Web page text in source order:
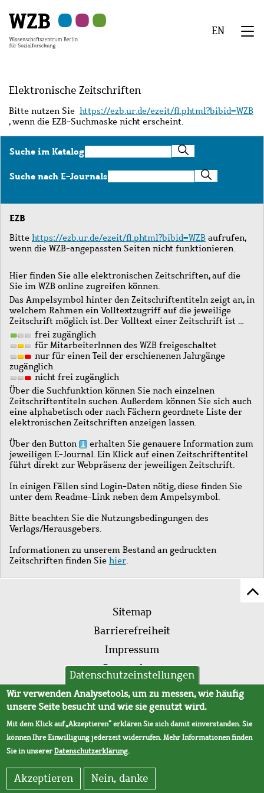
Hauptinhalt
springen
Navigation
springen
Suche
springen
Sekundärnavigation
springen
Fußzeile
springen
EN
Elektronische Zeitschriften
Bitte nutzen Sie https://ezb.ur.de/ezeit/fl.phtml?bibid=WZB
, wenn die EZB-Suchmaske nicht erscheint.
Suche im KatalogSuche
im
Katalog
Suche nach E-JournalsSuche
nach
Journals
EZB
Bitte https://ezb.ur.de/ezeit/fl.phtml?bibid=WZB aufrufen,
wenn die WZB-angepassten Seiten nicht funktionieren.
Hier finden Sie alle elektronischen Zeitschriften, auf die
Sie im WZB online zugreifen können.
Das Ampelsymbol hinter den Zeitschriftentiteln zeigt an, in
welchem Rahmen ein Volltextzugriff auf die jeweilige
Zeitschrift möglich ist. Der Volltext einer Zeitschrift ist …
frei zugänglich
für MitarbeiterInnen des WZB freigeschaltet
nur für einen Teil der erschienenen Jahrgänge
zugänglich
nicht frei zugänglich
Über die Suchfunktion können Sie nach einzelnen
Zeitschriftentiteln suchen. Außerdem können Sie sich auch
eine alphabetisch oder nach Fächern geordnete Liste der
elektronischen Zeitschriften anzeigen lassen.
Über den Button
erhalten Sie genauere Information zum
jeweiligen E-Journal. Ein Klick auf einen Zeitschriftentitel
führt direkt zur Webpräsenz der jeweiligen Zeitschrift.
In einigen Fällen sind Login-Daten nötig, diese finden Sie
unter dem Readme-Link neben dem Ampelsymbol.
Bitte beachten Sie die Nutzungsbedingungen des
Verlags/Herausgebers.
Informationen zu unserem Bestand an gedruckten
Zeitschriften finden Sie hier.
Fußleistenmenü
Sitemap
Barrierefreiheit
Impressum
Datenschutz
AVB
Datenschutzeinstellungen
Wir verwenden Analysetools, um zu messen, wie häufig
unsere Seite besucht und wie sie genutzt wird.
Mit dem Klick auf „Akzeptieren“ erklären Sie sich damit einverstanden. Sie
können Ihre Einwilligung jederzeit widerrufen. Mehr Informationen finden
Sie in unsererDatenschutzerklärung.
Akzeptieren Nein, danke